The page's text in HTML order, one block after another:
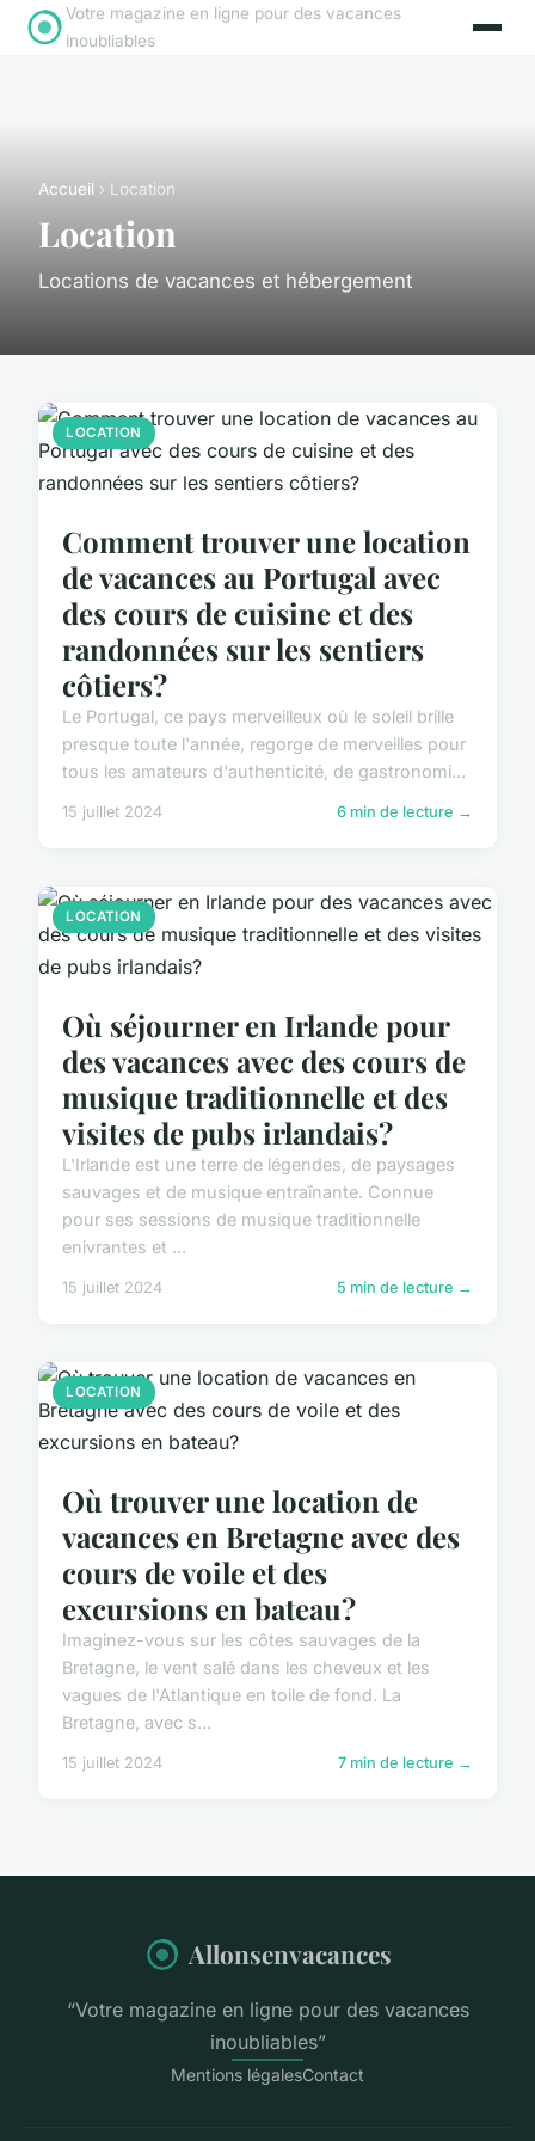
Votre magazine en ligne pour des vacances
inoubliables
Accueil › Location
Location
Locations de vacances et hébergement
LOCATION
Comment trouver une location
de vacances au Portugal avec
des cours de cuisine et des
randonnées sur les sentiers
côtiers?
Le Portugal, ce pays merveilleux où le soleil brille
presque toute l'année, regorge de merveilles pour
tous les amateurs d'authenticité, de gastronomi...
15 juillet 2024 6 min de lecture →
LOCATION
Où séjourner en Irlande pour
des vacances avec des cours de
musique traditionnelle et des
visites de pubs irlandais?
L'Irlande est une terre de légendes, de paysages
sauvages et de musique entraînante. Connue
pour ses sessions de musique traditionnelle
enivrantes et ...
15 juillet 2024 5 min de lecture →
LOCATION
Où trouver une location de
vacances en Bretagne avec des
cours de voile et des
excursions en bateau?
Imaginez-vous sur les côtes sauvages de la
Bretagne, le vent salé dans les cheveux et les
vagues de l'Atlantique en toile de fond. La
Bretagne, avec s...
15 juillet 2024 7 min de lecture →
Allonsenvacances
“Votre magazine en ligne pour des vacances
inoubliables”
Mentions légalesContact